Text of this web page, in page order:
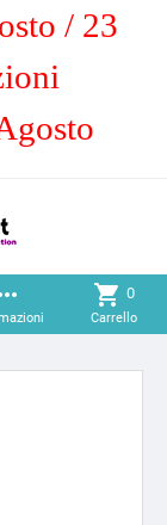
/ 23
shopping_cart 0
Carrello